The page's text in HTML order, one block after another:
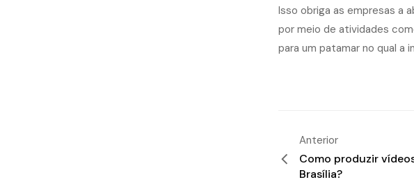
Isso obriga as empresas a
por meio de atividades
para um patamar no qual a
Anterior
Como produzir
Brasília?